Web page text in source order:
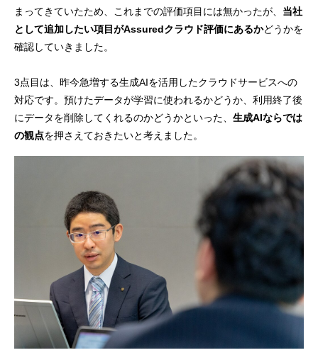
まってきていたため、これまでの評価項目には無かったが、 当社
として追加したい項目がAssuredクラウド評価にあるかどうかを
確認していきました。
3点目は、昨今急増する生成AIを活用したクラウドサービスへの
対応です。預けたデータが学習に使われるかどうか、利用終了後
にデータを削除してくれるのかどうかといった、 生成AIならでは
の観点を押さえておきたいと考えました。